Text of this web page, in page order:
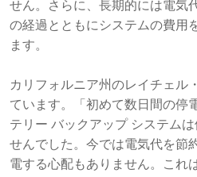
せん。さらに、長期的には電気
の経過とともにシステムの費用
ます。
カリフォルニア州のレイチェル
ています。「初めて数日間の停
テリー バックアップ システム
せんでした。今では電気代を節
電する心配もありません。これ